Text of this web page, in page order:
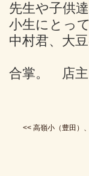
先生や子供
小生にとっ
中村君、大
合掌。 店主
<< 高嶺小（豊田）